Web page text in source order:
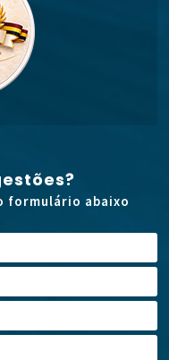
formulário abaixo